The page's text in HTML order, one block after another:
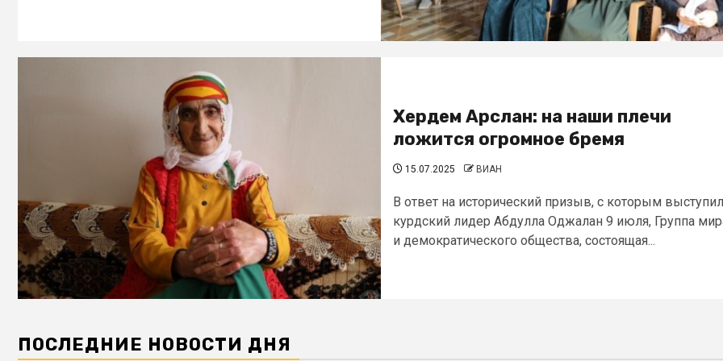
Хердем Арслан: на наши плечи
ложится огромное бремя
15.07.2025 ВИАН
В ответ на исторический призыв, с которым выступил
курдский лидер Абдулла Оджалан 9 июля, Группа
и демократического общества, состоящая...
ПОСЛЕДНИЕ НОВОСТИ ДНЯ